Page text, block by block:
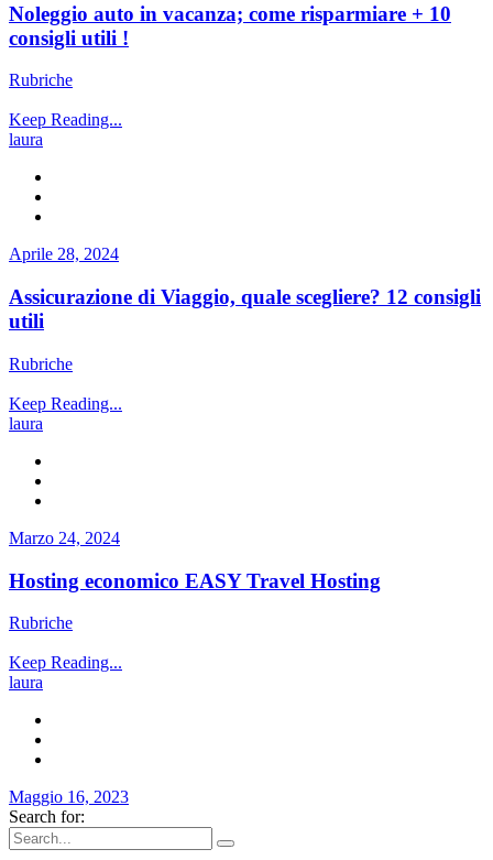
Noleggio auto in vacanza; come risparmiare + 10
consigli utili !
Rubriche
Keep Reading...
laura
Aprile 28, 2024
Assicurazione di Viaggio, quale scegliere? 12 consigli
utili
Rubriche
Keep Reading...
laura
Marzo 24, 2024
Hosting economico EASY Travel Hosting
Rubriche
Keep Reading...
laura
Maggio 16, 2023
Search for: